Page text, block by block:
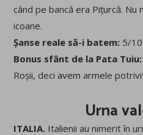
când pe bancă era Pițurcă. Nu
icoane.
Șanse reale să-i batem: 5/10
Bonus sfânt de la Pata Tuiu:
Roșii, deci avem armele
Urna
ITALIA. Italienii au nimerit în